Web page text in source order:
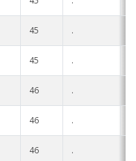
45 .
45 .
46 .
46 .
46 .